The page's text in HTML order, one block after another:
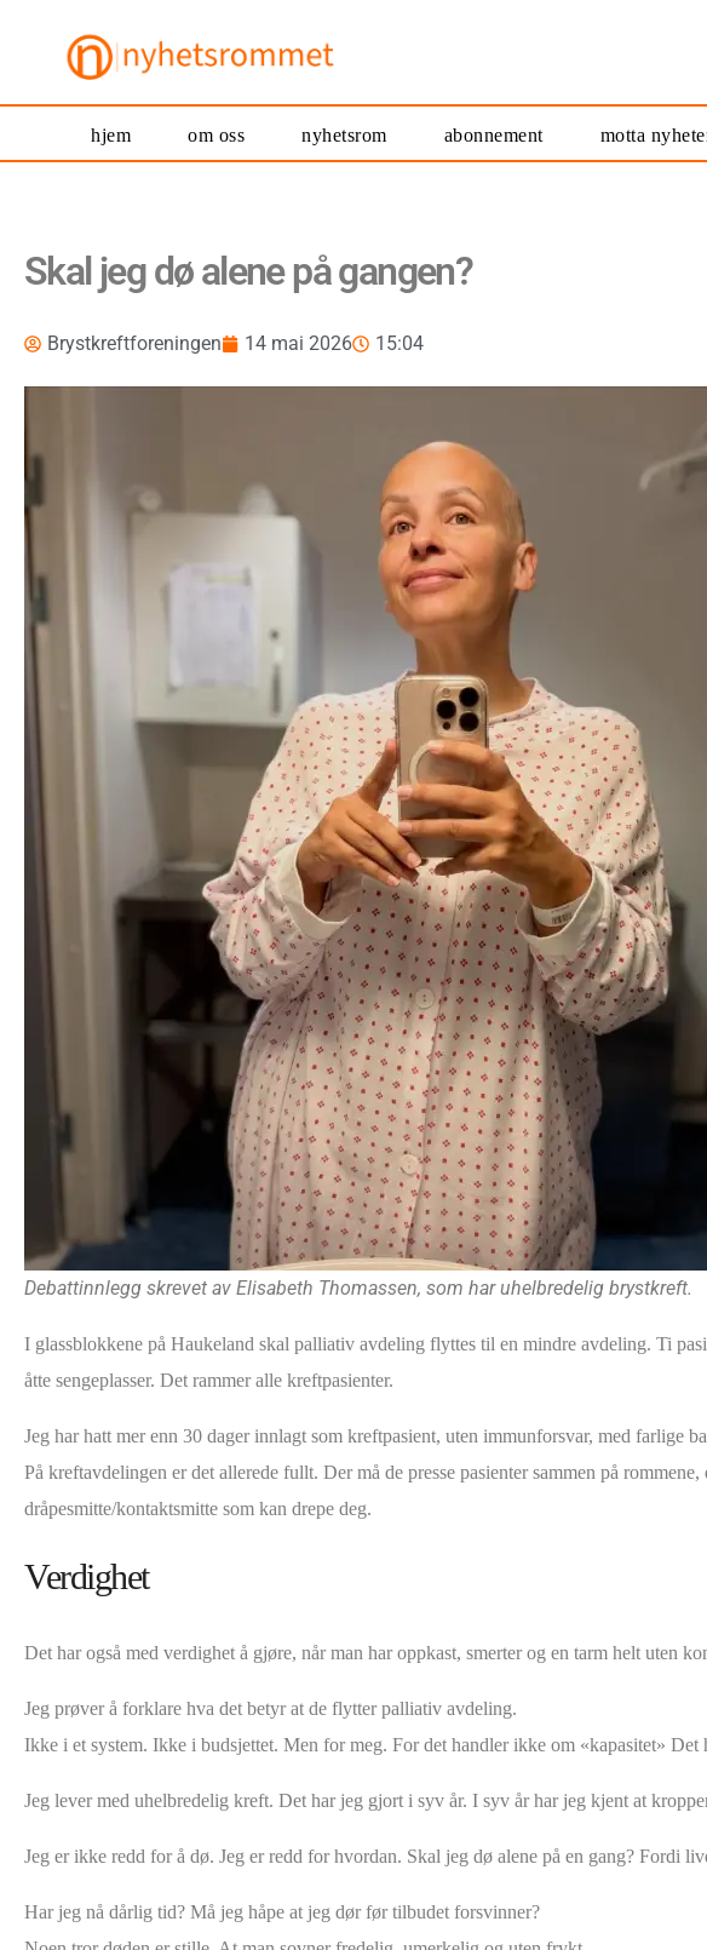
hjem om oss nyhetsrom abonnement motta
Skal jeg dø alene på gangen?
Brystkreftforeningen 14 mai 2026 15:04
Debattinnlegg skrevet av Elisabeth Thomassen, som har uhelbredelig brystkreft.
I glassblokkene på Haukeland skal palliativ avdeling flyttes til en mindre avdeling. Ti
åtte sengeplasser. Det rammer alle kreftpasienter.
Jeg har hatt mer enn 30 dager innlagt som kreftpasient, uten immunforsvar, med farlige
På kreftavdelingen er det allerede fullt. Der må de presse pasienter sammen på
dråpesmitte/kontaktsmitte som kan drepe deg.
Verdighet
Det har også med verdighet å gjøre, når man har oppkast, smerter og en tarm helt uten
Jeg prøver å forklare hva det betyr at de flytter palliativ avdeling.
Ikke i et system. Ikke i budsjettet. Men for meg. For det handler ikke om «kapasitet» Det
Jeg lever med uhelbredelig kreft. Det har jeg gjort i syv år. I syv år har jeg kjent at
Jeg er ikke redd for å dø. Jeg er redd for hvordan. Skal jeg dø alene på en gang? Fordi
Har jeg nå dårlig tid? Må jeg håpe at jeg dør før tilbudet forsvinner?